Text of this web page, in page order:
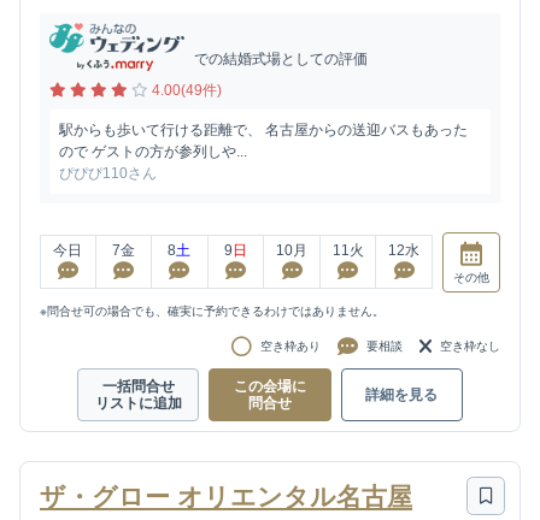
での結婚式場としての評価
4.00(49件)
駅からも歩いて行ける距離で、 名古屋からの送迎バスもあった
ので ゲストの方が参列しや...
ぴぴぴ110さん
今日 7金 8土 9 日 10月 11火 12水
その他
※問合せ可の場合でも、確実に予約できるわけではありません。
空き枠あり 要相談 空き枠なし
一括問合せ
リストに追加
この会場に
問合せ
詳細を見る
ザ・グロー オリエンタル名古屋